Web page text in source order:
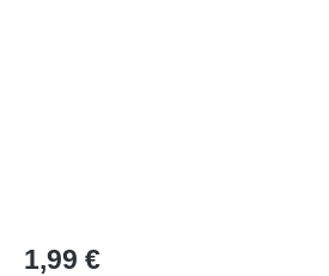
Regulärer Preis:
1,99 €